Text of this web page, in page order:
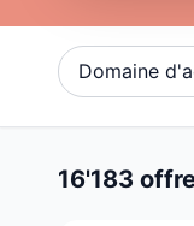
Domaine
16'183